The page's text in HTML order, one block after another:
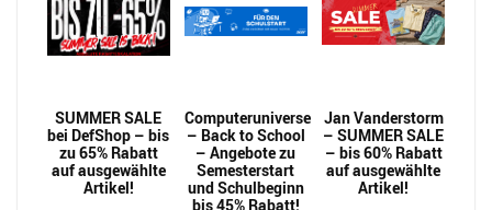
SUMMER SALE
bei DefShop – bis
zu 65% Rabatt
auf ausgewählte
Artikel!
Computeruniverse
– Back to School
– Angebote zu
Semesterstart
und Schulbeginn
bis 45% Rabatt!
Jan Vanderstorm
– SUMMER SALE
– bis 60% Rabatt
auf ausgewählte
Artikel!